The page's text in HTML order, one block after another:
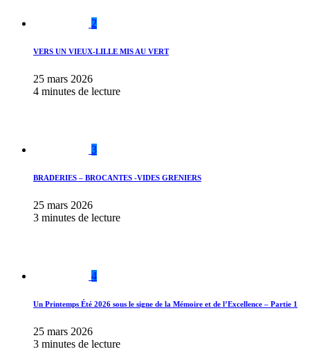
2
VERS UN VIEUX-LILLE MIS AU VERT
25 mars 2026
4 minutes de lecture
3
BRADERIES – BROCANTES -VIDES GRENIERS
25 mars 2026
3 minutes de lecture
4
Un Printemps Été 2026 sous le signe de la Mémoire et de l’Excellence – Partie 1
25 mars 2026
3 minutes de lecture